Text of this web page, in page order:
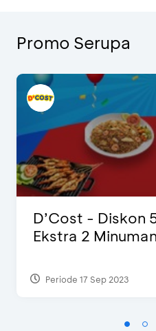
Promo Serupa
D’Cost - Diskon
Ekstra 2 Minuman
Periode 17 Sep 2023